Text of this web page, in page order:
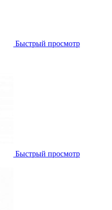
Быстрый просмотр
Быстрый просмотр